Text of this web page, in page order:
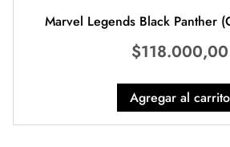
Marvel Legends Black Panther
$118.000,00
Agregar al carrito